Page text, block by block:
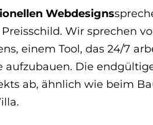
Webdesigns
Wir sprechen
einem Tool, das 24/7
aufzubauen. Die
ab, ähnlich wie beim